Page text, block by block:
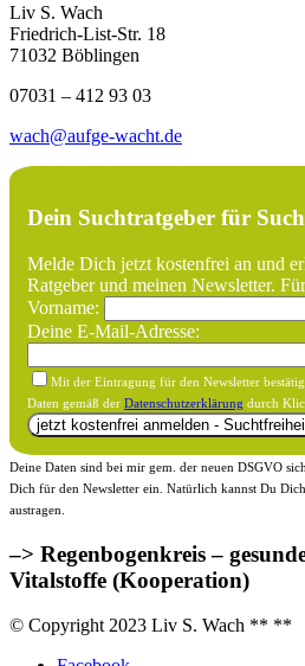
Liv S. Wach
Friedrich-List-Str. 18
71032 Böblingen
07031 – 412 93 03
wach@aufge-wacht.de
Dein Suchtratgeber für
Melde Dich jetzt kostenfrei an und
Ratgeber und meinen Newsletter.
Vorname:
Deine E-Mail-Adresse:
Mit der Eintragung für den Newsletter
Daten gemäß der Datenschutzerklärung durch
Deine Daten sind bei mir gem. der neuen DSGVO
Dich für den Newsletter ein. Natürlich kannst Du
austragen.
–> Regenbogenkreis –
Vitalstoffe (Kooperation)
© Copyright 2023 Liv S. Wach ** **